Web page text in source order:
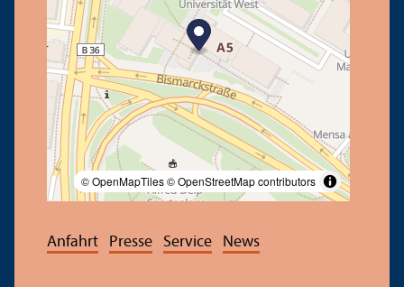
© OpenMapTiles© OpenStreetMap contributors
Anfahrt Presse Service News